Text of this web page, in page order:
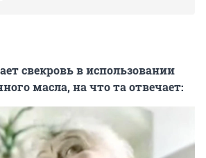
свекровь в использовании
масла, на что та отвечает: